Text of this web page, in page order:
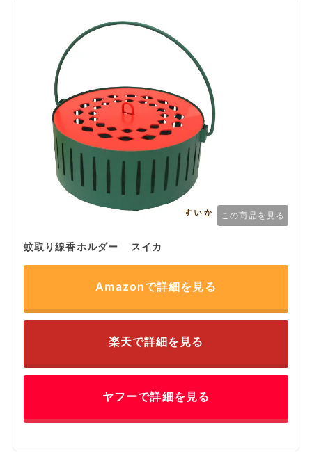
この商品を見る
蚊取り線香ホルダー スイカ
Amazonで詳細を見る
楽天で詳細を見る
ヤフーで詳細を見る